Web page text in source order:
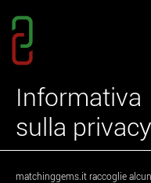
Informativa
sulla privacy
matchinggems.it raccoglie